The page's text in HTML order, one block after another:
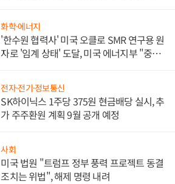
화학·에너지
'한수원 협력사' 미국 오클로 SMR 연구용 원
자로 '임계 상태' 도달, 미국 에너지부 "중요
전자·전기·정보통신
SK하이닉스 1주당 375원 현금배당 실시, 추
가 주주환원 계획 9월 공개 예정
사회
미국 법원 "트럼프 정부 풍력 프로젝트 동결
조치는 위법", 해제 명령 내려